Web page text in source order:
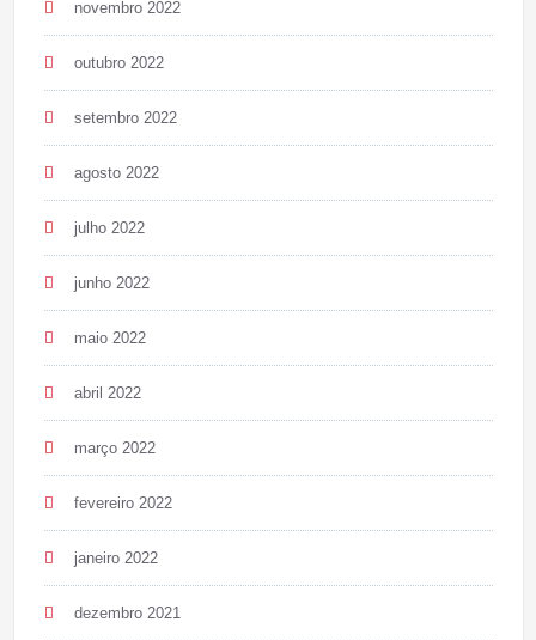
novembro 2022
outubro 2022
setembro 2022
agosto 2022
julho 2022
junho 2022
maio 2022
abril 2022
março 2022
fevereiro 2022
janeiro 2022
dezembro 2021